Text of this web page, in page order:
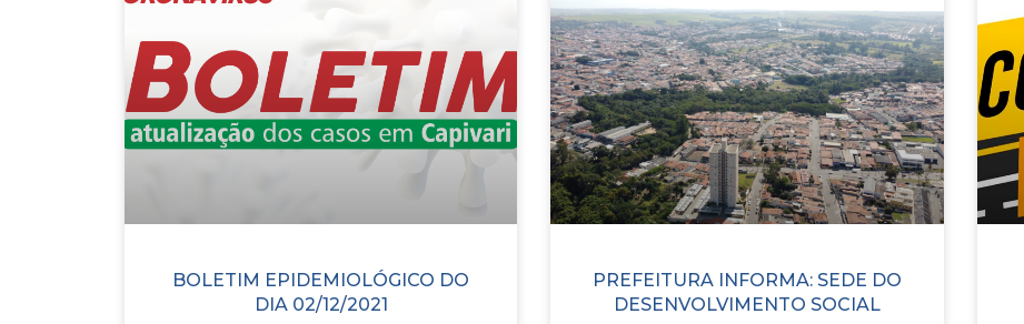
BOLETIM EPIDEMIOLÓGICO DO
DIA 02/12/2021
PREFEITURA INFORMA: SEDE DO
DESENVOLVIMENTO SOCIAL